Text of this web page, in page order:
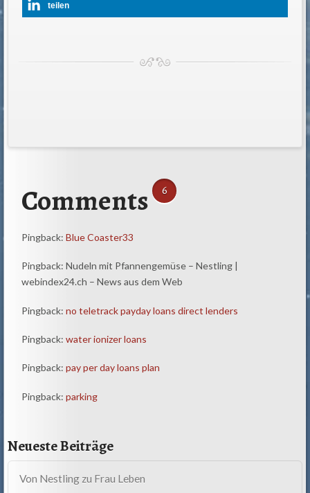
teilen
Comments 6
Pingback:Blue Coaster33
Pingback: Nudeln mit Pfannengemüse – Nestling |
webindex24.ch – News aus dem Web
Pingback:no teletrack payday loans direct lenders
Pingback:water ionizer loans
Pingback:pay per day loans plan
Pingback:parking
Neueste Beiträge
Von Nestling zu Frau Leben